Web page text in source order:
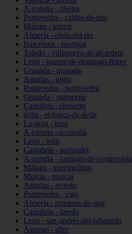
A-coruña - ribeira
Pontevedra - caldas-de-reis
Málaga - torrox
Almería - olula-del-río
Barcelona - montgat
Toledo - villanueva-de-alcardete
León - puente-de-domingo-flórez
Granada - granada
Asturias - gijón
Pontevedra - pontevedra
Granada - maracena
Cantabria - riotuerto
ávila - el-barco-de-ávila
La-rioja - haro
A-coruña - a-coruña
León - león
Cantabria - santander
A-coruña - santiago-de-compostela
Málaga - torremolinos
Murcia - murcia
Asturias - oviedo
Pontevedra - vigo
Almería - roquetas-de-mar
Cantabria - laredo
León - san-andrés-del-rabanedo
Asturias - aller